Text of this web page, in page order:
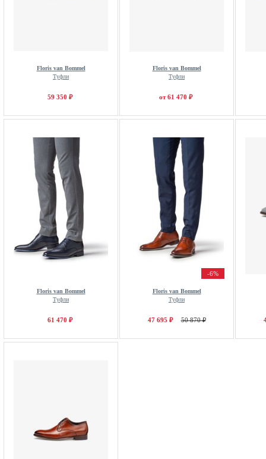
Floris van Bommel
Туфли
59 350 ₽
Floris van Bommel
Туфли
от 61 470 ₽
Floris van Bommel
Туфли
61 470 ₽
-6%
Floris van Bommel
Туфли
47 695 ₽ 50 870 ₽